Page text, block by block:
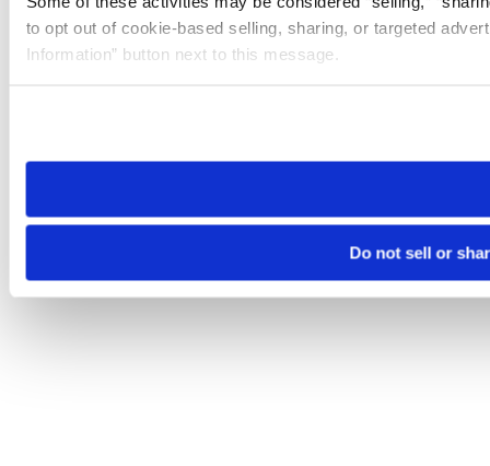
to opt out of cookie-based selling, sharing, or targeted
Information” button next to this message.
need to be set again.
Do not sell or